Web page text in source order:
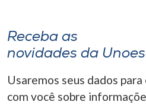
Receba as
novidades da
Usaremos seus dados
com você sobre